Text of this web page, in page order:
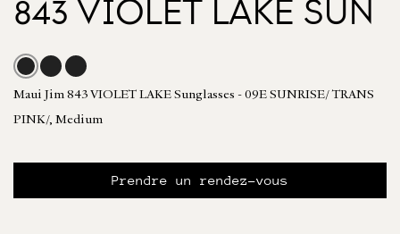
843 VIOLET LAKE SUN
Maui Jim 843 VIOLET LAKE Sunglasses - 09E SUNRISE/ TRANS
PINK/, Medium
Prendre un rendez-vous